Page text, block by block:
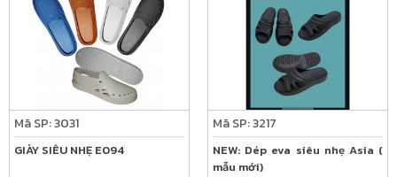
Mã SP: 3031
GIÀY SIÊU NHẸ E094
Mã SP: 3217
NEW: Dép eva siêu nhẹ Asia (
mẫu mới)